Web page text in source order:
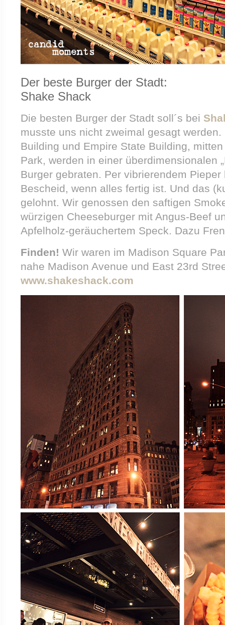
Der beste Burger der Stadt:
Shake Shack
Die besten Burger der Stadt soll´s bei
musste uns nicht zweimal gesagt
Building und Empire State Building,
Park, werden in einer überdimensionalen
Burger gebraten. Per vibrierendem
Bescheid, wenn alles fertig ist. Und das
gelohnt. Wir genossen den saftigen
würzigen Cheeseburger mit Angus-Beef
Apfelholz-geräuchertem Speck. Dazu
Finden! Wir waren im Madison Square
nahe Madison Avenue und East 23rd
www.shakeshack.com